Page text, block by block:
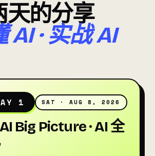
天的分享
AI · 实战 AI
1 SAT · AUG 8, 2026
Big Picture · AI 全